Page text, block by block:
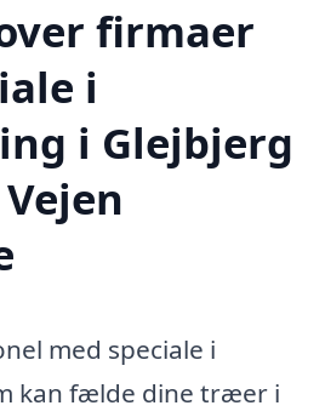
firmaer
i
i Glejbjerg
med speciale i
kan fælde dine træer i